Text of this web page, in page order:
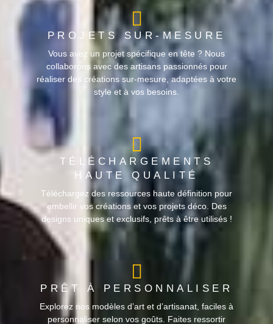
PROJETS SUR-MESURE
Vous avez un projet spécifique en tête ? Nous
collaborons avec des artisans passionnés pour
réaliser des créations sur-mesure, adaptées à votre
style et à vos besoins.
TÉLÉCHARGEMENTS
HAUTE QUALITÉ
Téléchargez des ressources haute définition pour
embellir vos créations et vos projets déco. Des
designs uniques et exclusifs, prêts à être utilisés !
PRÊT À PERSONNALISER
Explorez nos modèles d’art et d’artisanat, faciles à
personnaliser selon vos goûts. Faites ressortir